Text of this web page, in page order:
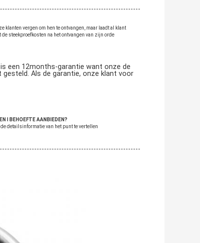
klanten vergen om hen te ontvangen, maar laadt al klant
steekproefkosten na het ontvangen van zijn orde
is een 12months-garantie want onze de
Als de garantie, onze klant voor
I BEHOEFTE AANBIEDEN?
detailsinformatie van het punt te vertellen